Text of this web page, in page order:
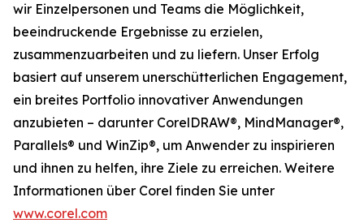
wir Einzelpersonen und Teams die Möglichkeit,
beeindruckende Ergebnisse zu erzielen,
zusammenzuarbeiten und zu liefern. Unser Erfolg
basiert auf unserem unerschütterlichen Engagement,
ein breites Portfolio innovativer Anwendungen
anzubieten – darunter CorelDRAW®, MindManager®,
Parallels® und WinZip®, um Anwender zu inspirieren
und ihnen zu helfen, ihre Ziele zu erreichen. Weitere
Informationen über Corel finden Sie unter
www.corel.com